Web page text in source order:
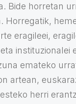
Bide horretan
Horregatik,
eragileei,
instituzionalei
emateko
artean,
herri